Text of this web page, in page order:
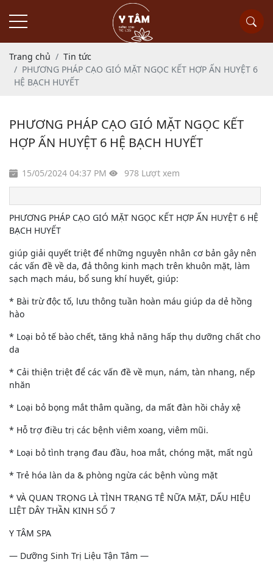
Trang chủ
Tin tức
PHƯƠNG PHÁP CẠO GIÓ MẶT NGỌC KẾT HỢP ẤN HUYỆT 6
HỆ BẠCH HUYẾT
PHƯƠNG PHÁP CẠO GIÓ MẶT NGỌC KẾT
HỢP ẤN HUYỆT 6 HỆ BẠCH HUYẾT
15/05/2024 04:37 PM 978 Lượt xem
PHƯƠNG PHÁP CẠO GIÓ MẶT NGỌC KẾT HỢP ẤN HUYỆT 6 HỆ
BẠCH HUYẾT
giúp giải quyết triệt để những nguyên nhân cơ bản gây nên
các vấn đề về da, đả thông kinh mạch trên khuôn mặt, làm
sạch mạch máu, bổ sung khí huyết, giúp:
* Bài trừ độc tố, lưu thông tuần hoàn máu giúp da dẻ hồng
hào
* Loại bỏ tế bào chết, tăng khả năng hấp thụ dưỡng chất cho
da
* Cải thiện triệt để các vấn đề về mụn, nám, tàn nhang, nếp
nhăn
* Loại bỏ bọng mắt thâm quầng, da mất đàn hồi chảy xệ
* Hỗ trợ điều trị các bệnh viêm xoang, viêm mũi.
* Loại bỏ tình trạng đau đầu, hoa mắt, chóng mặt, mất ngủ
* Trẻ hóa làn da & phòng ngừa các bệnh vùng mặt
* VÀ QUAN TRỌNG LÀ TÌNH TRẠNG TÊ NỮA MẶT, DẤU HIỆU
LIỆT DÂY THẦN KINH SỐ 7
Y TÂM SPA
— Dưỡng Sinh Trị Liệu Tận Tâm —